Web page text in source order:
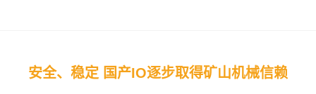
安全、稳定 国产IO逐步取得矿山机械信赖